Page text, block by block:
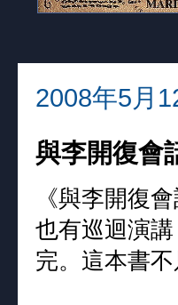
2008年5月
與李開復會
《與李開復
也有巡迴演
完。這本書